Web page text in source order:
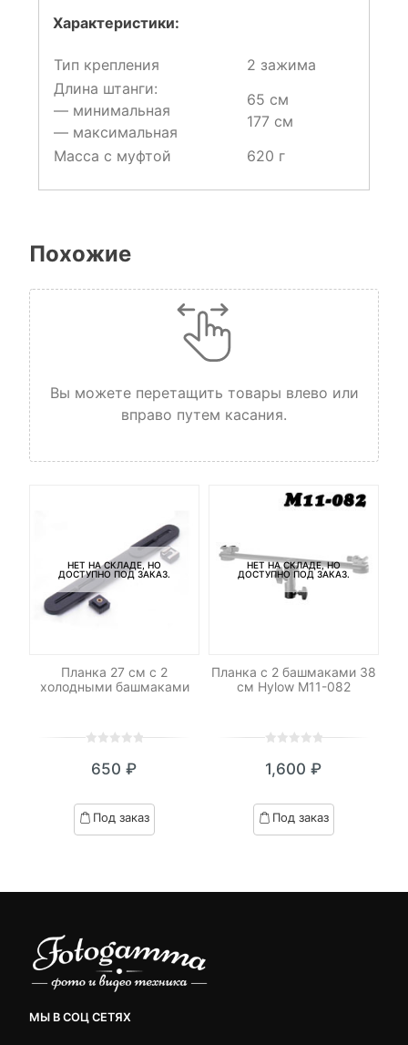
Характеристики:
Тип крепления
2 зажима
Длина штанги:
— минимальная
— максимальная
65 см
177 см
Масса с муфтой
620 г
Похожие
Вы можете перетащить товары влево или
вправо путем касания.
НЕТ НА СКЛАДЕ, НО
ДОСТУПНО ПОД ЗАКАЗ.
Планка 27 см с 2
холодными башмаками
out
based
on
650 ₽
Под заказ
НЕТ НА СКЛАДЕ, НО
ДОСТУПНО ПОД ЗАКАЗ.
Планка с 2 башмаками 38
см Hylow M11-082
out
based
on
1,600 ₽
Под заказ
МЫ В СОЦ СЕТЯХ